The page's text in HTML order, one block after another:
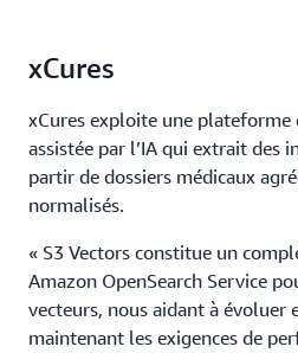
xCures
xCures exploite une plateforme
assistée par l’IA qui extrait des
partir de dossiers médicaux
normalisés.
« S3 Vectors constitue un
Amazon OpenSearch Service
vecteurs, nous aidant à évoluer
maintenant les exigences de